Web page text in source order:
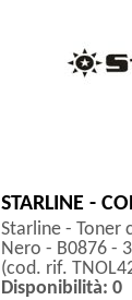
STARLINE -
Starline - Toner
Nero - B0876 -
(cod. rif.
Disponibilità: 0